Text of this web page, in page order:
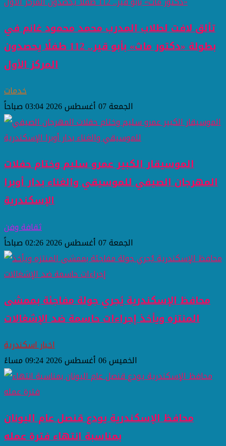
تألق لافت لطلاب المدرب محمد محمود غانم في
بطولة «دكتور ماث» بأبو قير.. 112 طفلًا يحصدون
المركز الأول
خدمات
الجمعة 07 أغسطس 2026 03:04 صباحاً
الموسيقار الكبير عمرو سليم وختام حفلات
المهرجان الصيفي للموسيقي والغناء بدار أوبرا
الإسكندرية
ثقافة وفن
الجمعة 07 أغسطس 2026 02:26 صباحاً
محافظ الإسكندرية يُجري جولة مفاجئة بممشى
المنتزه ويأخذ إجراءات حاسمة ضد الإشغالات
اخبار اسكندرية
الخميس 06 أغسطس 2026 09:24 مساءً
محافظ الإسكندرية يودع قنصل عام اليونان
بمناسبة انتهاء فترة عمله